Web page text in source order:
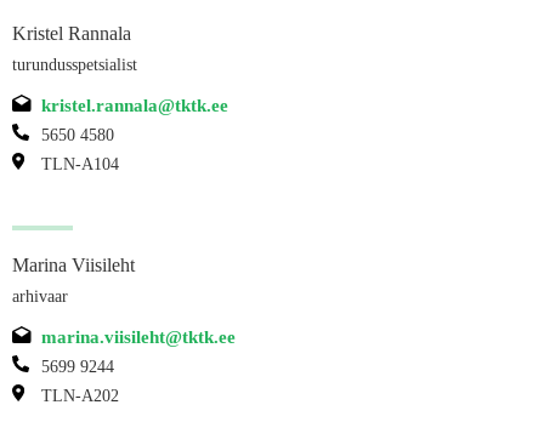
Kristel Rannala
turundusspetsialist
kristel.rannala@tktk.ee
5650 4580
TLN-A104
Marina Viisileht
arhivaar
marina.viisileht@tktk.ee
5699 9244
TLN-A202